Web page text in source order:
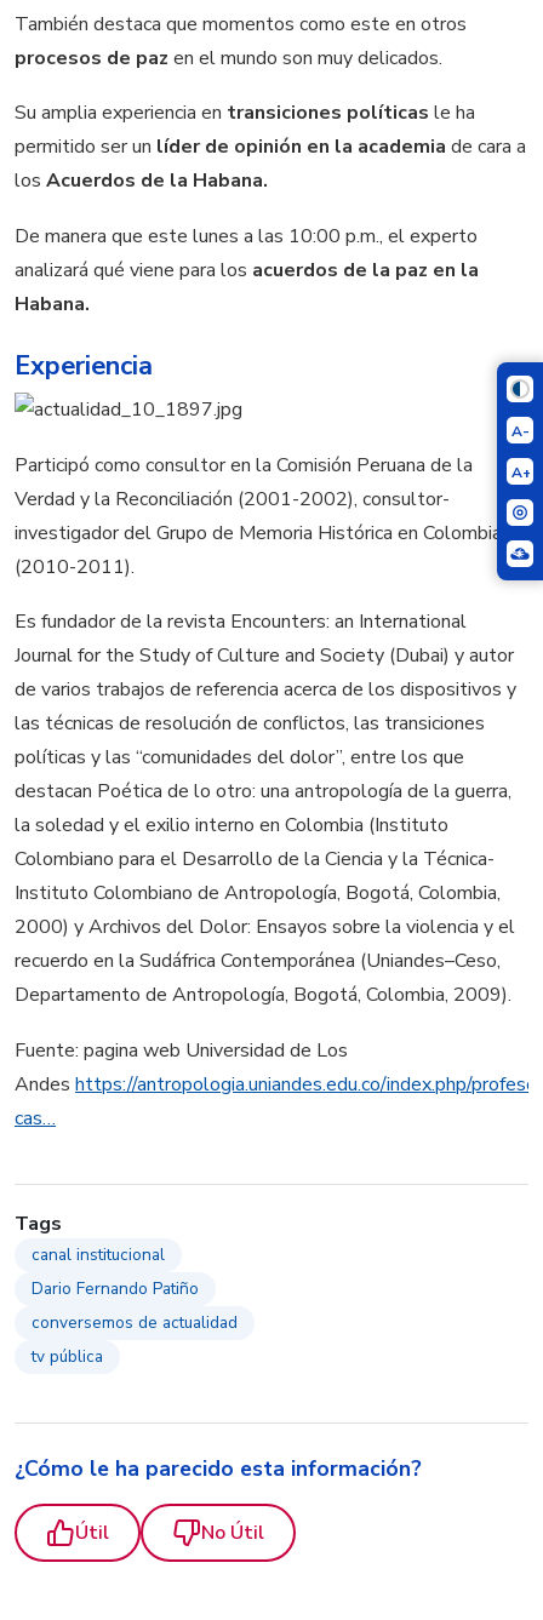
A-
A+
También destaca que momentos como este en otros
procesos de paz en el mundo son muy delicados.
Su amplia experiencia en transiciones políticas le ha
permitido ser un líder de opinión en la academia de cara a
los Acuerdos de la Habana.
De manera que este lunes a las 10:00 p.m., el experto
analizará qué viene para los acuerdos de la paz en la
Habana.
Experiencia
Participó como consultor en la Comisión Peruana de la
Verdad y la Reconciliación (2001-2002), consultor-
investigador del Grupo de Memoria Histórica en Colombia
(2010-2011).
Es fundador de la revista Encounters: an International
Journal for the Study of Culture and Society (Dubai) y autor
de varios trabajos de referencia acerca de los dispositivos y
las técnicas de resolución de conflictos, las transiciones
políticas y las “comunidades del dolor”, entre los que
destacan Poética de lo otro: una antropología de la guerra,
la soledad y el exilio interno en Colombia (Instituto
Colombiano para el Desarrollo de la Ciencia y la Técnica-
Instituto Colombiano de Antropología, Bogotá, Colombia,
2000) y Archivos del Dolor: Ensayos sobre la violencia y el
recuerdo en la Sudáfrica Contemporánea (Uniandes–Ceso,
Departamento de Antropología, Bogotá, Colombia, 2009).
Fuente: pagina web Universidad de Los
Andes https://antropologia.uniandes.edu.co/index.php/
cas…
Tags
canal institucional
Dario Fernando Patiño
conversemos de actualidad
tv pública
¿Cómo le ha parecido esta información?
Útil No Útil